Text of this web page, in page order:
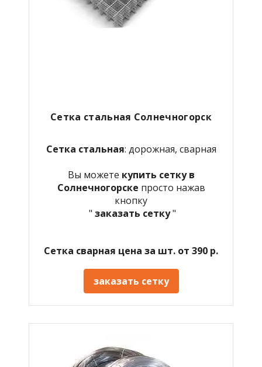
Сетка стальная Солнечногорск
Сетка стальная: дорожная, сварная
Вы можете купить сетку в
Солнечногорске просто нажав
кнопку
" заказать сетку"
Сетка сварная цена за шт. от 390 р.
заказать сетку